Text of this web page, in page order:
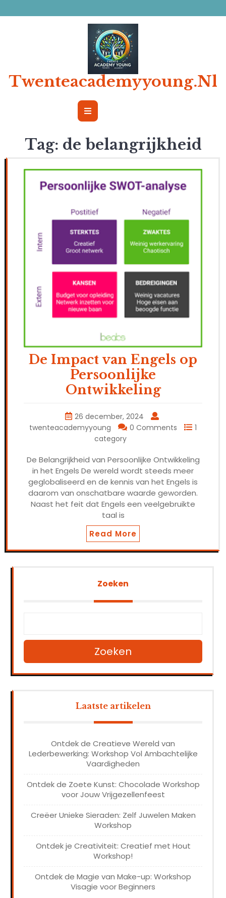
naar
Twenteacademyyoung.nl
Open
Tag: de belangrijkheid
De Impact van Engels op
Persoonlijke
Ontwikkeling
26 december, 2024
twenteacademyyoung
0 Comments
1
category
De Belangrijkheid van Persoonlijke Ontwikkeling
in het Engels De wereld wordt steeds meer
geglobaliseerd en de kennis van het Engels is
daarom van onschatbare waarde geworden.
Naast het feit dat Engels een veelgebruikte
taal is
Read More
Zoeken
Zoeken
Laatste artikelen
Ontdek de Creatieve Wereld van
Lederbewerking: Workshop Vol Ambachtelijke
Vaardigheden
Ontdek de Zoete Kunst: Chocolade Workshop
voor Jouw Vrijgezellenfeest
Creëer Unieke Sieraden: Zelf Juwelen Maken
Workshop
Ontdek je Creativiteit: Creatief met Hout
Workshop!
Ontdek de Magie van Make-up: Workshop
Visagie voor Beginners